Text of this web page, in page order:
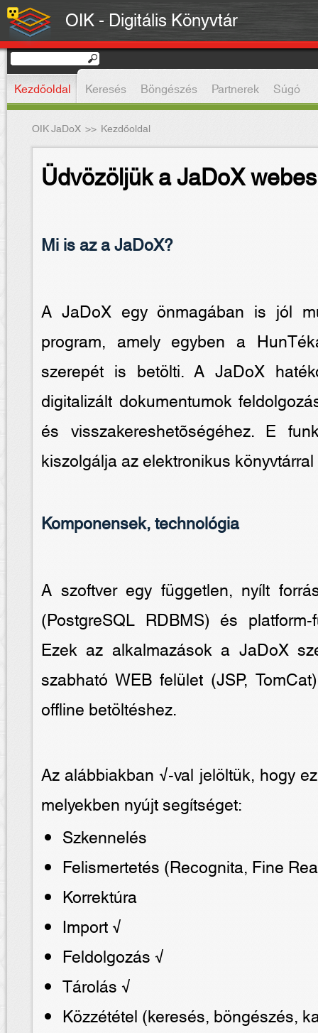
OIK - Digitális Könyvtár
Kezdőoldal Keresés Böngészés Partnerek Súgó
OIK JaDoX >> Kezdőoldal
Üdvözöljük a JaDoX
Mi is az a JaDoX?
A JaDoX egy önmagában is jól
program, amely egyben a
szerepét is betölti. A JaDoX
digitalizált dokumentumok
és visszakereshetõségéhez. E
kiszolgálja az elektronikus
Komponensek, technológia
A szoftver egy független, nyílt
(PostgreSQL RDBMS) és
Ezek az alkalmazások a JaDoX
szabható WEB felület (JSP,
offline betöltéshez.
Az alábbiakban √-val jelöltük, hogy
melyekben nyújt segítséget:
Szkennelés
Felismertetés (Recognita, Fine
Korrektúra
Import √
Feldolgozás √
Tárolás √
Közzététel (keresés, böngészés,